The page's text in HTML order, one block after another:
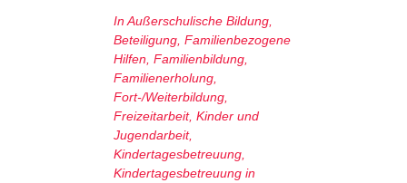
In Außerschulische Bildung
Beteiligung Familienbezogene
Hilfen Familienbildung
Familienerholung
Fort-/Weiterbildung
Freizeitarbeit, Kinder und
Jugendarbeit,
Kindertagesbetreuung
Kindertagesbetreuung in